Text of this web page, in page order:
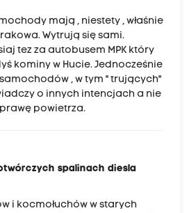
mają , niestety , właśnie
Wytrują się sami.
tez za autobusem MPK który
kominy w Hucie. Jednocześnie
, w tym " trujących"
o innych intencjach a nie
powietrza.
spalinach diesla
i kocmołuchów w starych